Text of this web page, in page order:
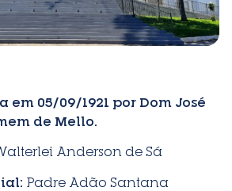
05/09/1921 por Dom José
de Mello.
Anderson de Sá
Padre Adão Santana